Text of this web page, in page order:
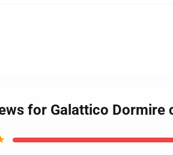
for Galattico Dormire